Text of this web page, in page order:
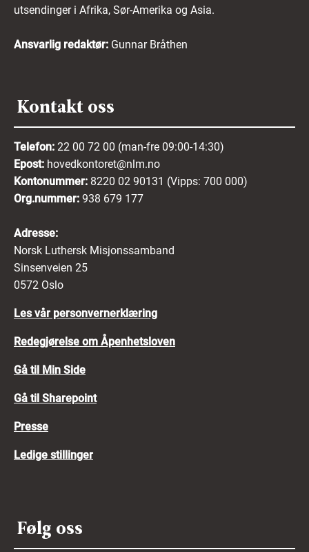
utsendinger i Afrika, Sør-Amerika og Asia.
Ansvarlig redaktør: Gunnar Bråthen
Kontakt oss
Telefon: 22 00 72 00 (man-fre 09:00-14:30)
Epost: hovedkontoret@nlm.no
Kontonummer: 8220 02 90131 (Vipps: 700 000)
Org.nummer: 938 679 177
Adresse:
Norsk Luthersk Misjonssamband
Sinsenveien 25
0572 Oslo
Les vår personvernerklæring
Redegjørelse om Åpenhetsloven
Gå til Min Side
Gå til Sharepoint
Presse
Ledige stillinger
Følg oss